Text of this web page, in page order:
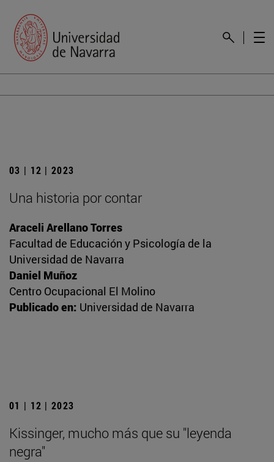
03 | 12 | 2023
Una historia por contar
Araceli Arellano Torres
Facultad de Educación y Psicología de la
Universidad de Navarra
Daniel Muñoz
Centro Ocupacional El Molino
Publicado en: Universidad de Navarra
01 | 12 | 2023
Kissinger, mucho más que su "leyenda
negra"